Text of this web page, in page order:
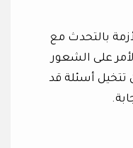
بالتحدث مع
على الشعور
تتخيل أسئلة قد